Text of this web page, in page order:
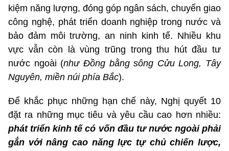
kiệm năng lượng, đóng góp ngân sách, chuyển giao
công nghệ, phát triển doanh nghiệp trong nước và
bảo đảm môi trường, an ninh kinh tế. Nhiều khu
vực vẫn còn là vùng trũng trong thu hút đầu tư
nước ngoài (như Đồng bằng sông Cửu Long, Tây
Nguyên, miền núi phía Bắc).
Để khắc phục những hạn chế này, Nghị quyết 10
đặt ra những mục tiêu và yêu cầu cao hơn nhiều:
phát triển kinh tế có vốn đầu tư nước ngoài phải
gắn với nâng cao năng lực tự chủ chiến lược,